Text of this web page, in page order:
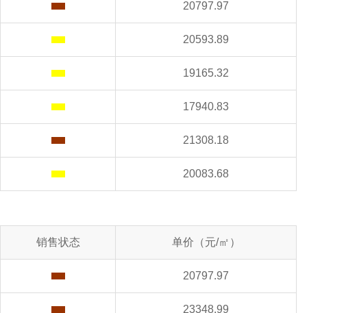
20797.97
20593.89
19165.32
17940.83
21308.18
20083.68
销售状态 单价（元/㎡）
20797.97
23348.99